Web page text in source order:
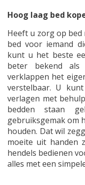
Hoog laag bed
Heeft u zorg op bed
bed voor iemand
kunt u het beste
beter bekend als
verklappen het
verstelbaar. U
verlagen met
bedden staan
gebruiksgemak om
houden. Dat wil
moeite uit handen
hendels bedienen
alles met een